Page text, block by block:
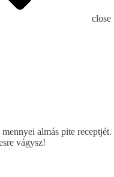
close
almás pite receptjét.
vágysz!